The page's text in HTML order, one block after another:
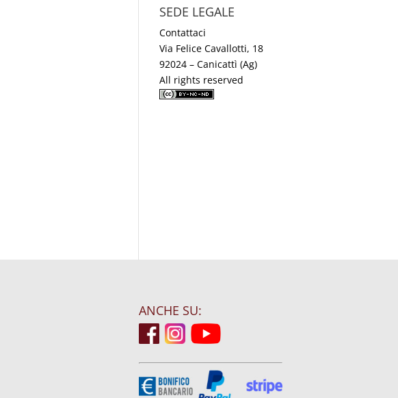
SEDE LEGALE
Contattaci
Via Felice Cavallotti, 18
92024 – Canicattì (Ag)
All rights reserved
ANCHE SU: